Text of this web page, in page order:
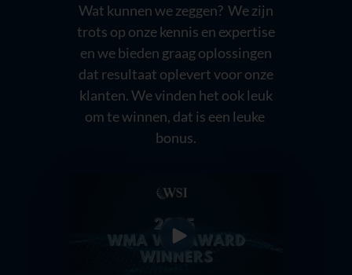
Wat kunnen we zeggen? We zijn
trots op onze kennis en expertise
en we bieden graag oplossingen
dat resultaat oplevert voor onze
klanten. We vinden het ook leuk
om te winnen, dat is een leuke
bonus.